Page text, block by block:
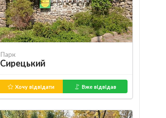
Парк
Сирецький
Хочу відвідати Вже відвідав